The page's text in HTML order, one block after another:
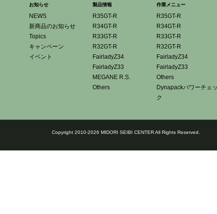
お知らせ
NEWS
新商品のお知らせ
Topics
キャンペーン
イベント
製品情報
R35GT-R
R34GT-R
R33GT-R
R32GT-R
FairladyZ34
FairladyZ33
MEGANE R.S.
Others
作業メニュー
R35GT-R
R34GT-R
R33GT-R
R32GT-R
FairladyZ34
FairladyZ33
Others
Dynapackパワーチェ
ク
Copyright 2010-2026 MIDORI SEIBI CENTER All Rights Reserved.